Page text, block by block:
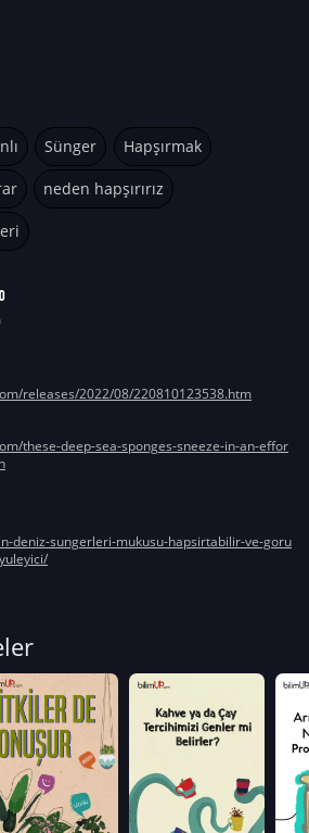
Sünger Hapşırmak
neden hapşırırız
releases/2022/08/220810123538.htm
these-deep-sea-sponges-sneeze-in-an-effor
deniz-sungerleri-mukusu-hapsirtabilir-ve-goru